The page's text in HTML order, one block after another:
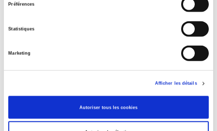
Préférences
Statistiques
Marketing
Afficher les détails
Autoriser tous les cookies
Directeur éditorial
Revue
ISSN
Internet Hierarchy>Sociologie>Étude de genre